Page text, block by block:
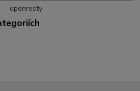
openresty